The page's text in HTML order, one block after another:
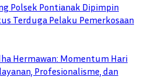
Polsek Pontianak Dipimpin
Terduga Pelaku Pemerkosaan
Hermawan: Momentum Hari
Profesionalisme, dan